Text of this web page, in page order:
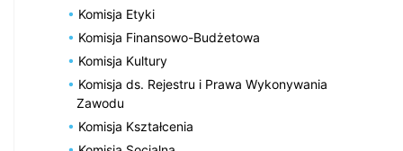
Komisja Etyki
Komisja Finansowo-Budżetowa
Komisja Kultury
Komisja ds. Rejestru i Prawa Wykonywania
Zawodu
Komisja Kształcenia